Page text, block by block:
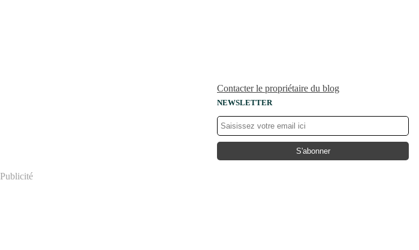
Publicité
Contacter le propriétaire du blog
NEWSLETTER